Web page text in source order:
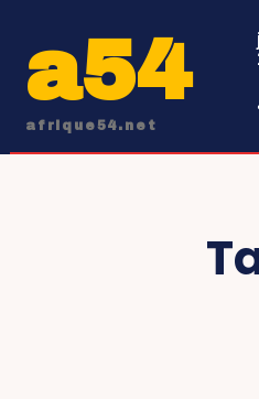
a54
afrique54.net